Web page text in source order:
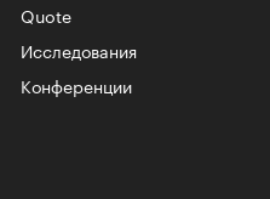
Quote
Исследования
Конференции